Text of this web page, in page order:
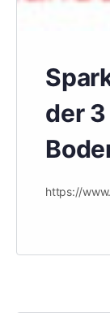
der
https://